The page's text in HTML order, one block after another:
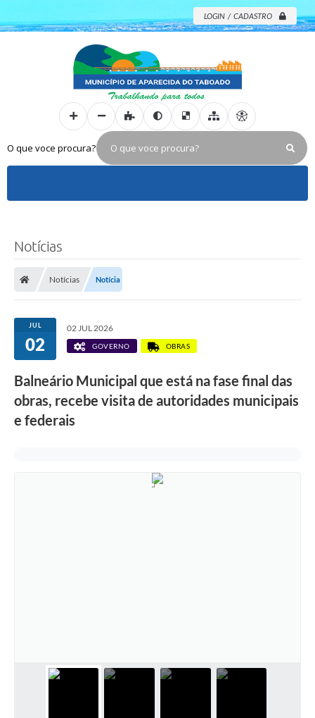
LOGIN / CADASTRO
O que voce procura?
Notícias
Notícias Notícia
JUL
02
02 JUL 2026
GOVERNO OBRAS
Balneário Municipal que está na fase final das
obras, recebe visita de autoridades municipais
e federais